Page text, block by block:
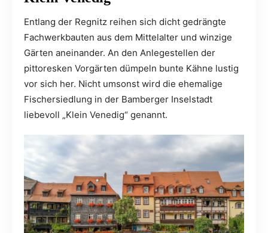
Entlang der Regnitz reihen sich dicht gedrängte
Fachwerkbauten aus dem Mittelalter und winzige
Gärten aneinander. An den Anlegestellen der
pittoresken Vorgärten dümpeln bunte Kähne lustig
vor sich her. Nicht umsonst wird die ehemalige
Fischersiedlung in der Bamberger Inselstadt
liebevoll „Klein Venedig“ genannt.